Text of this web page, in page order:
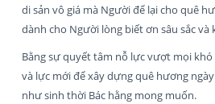
di sản vô giá mà Người để lại cho quê
dành cho Người lòng biết ơn sâu sắc
Bằng sự quyết tâm nỗ lực vượt mọi
và lực mới để xây dựng quê hương
như sinh thời Bác hằng mong muốn.